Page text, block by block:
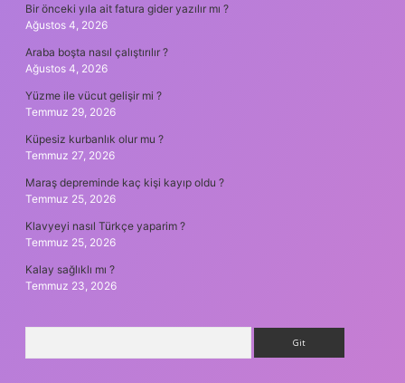
Bir önceki yıla ait fatura gider yazılır mı ?
Ağustos 4, 2026
Araba boşta nasıl çalıştırılır ?
Ağustos 4, 2026
Yüzme ile vücut gelişir mi ?
Temmuz 29, 2026
Küpesiz kurbanlık olur mu ?
Temmuz 27, 2026
Maraş depreminde kaç kişi kayıp oldu ?
Temmuz 25, 2026
Klavyeyi nasıl Türkçe yaparim ?
Temmuz 25, 2026
Kalay sağlıklı mı ?
Temmuz 23, 2026